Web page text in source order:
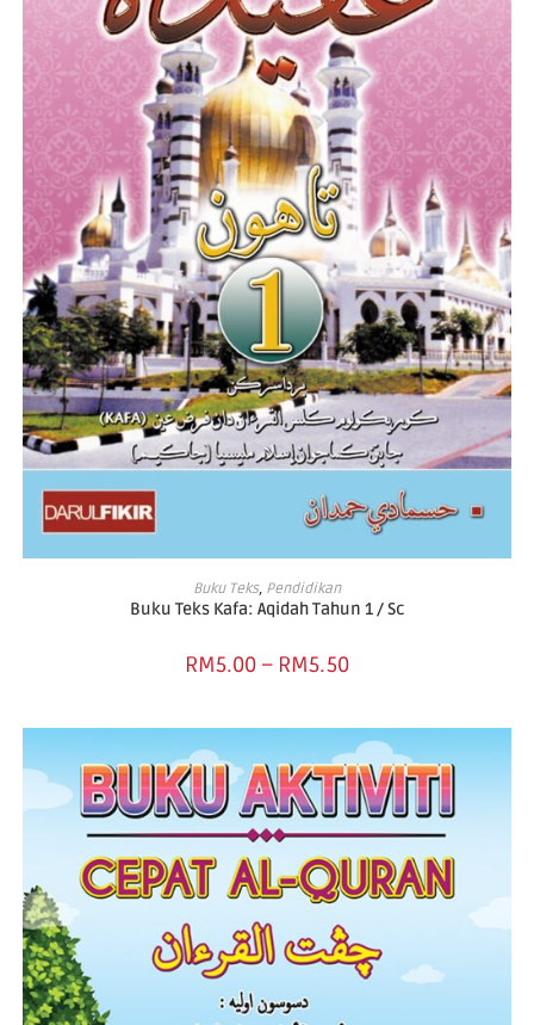
SELECT OPTIONS
Buku Teks, Pendidikan
Buku Teks Kafa: Aqidah Tahun 1 / Sc
RM5.00 – RM5.50